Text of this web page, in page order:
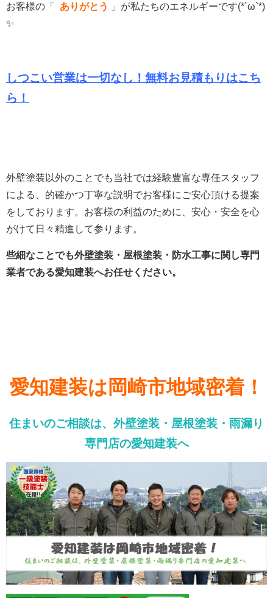
お客様の「 ありがとう 」 が私たちのエネルギーです(*´ω`*)
✨
しつこい営業は一切なし！無料お見積もりはこち
ら！
外壁塗装以外のことでも当社では経験豊富な専任スタッフ
による、的確かつ丁寧な説明でお客様にご安心頂ける提案
をしております。 お客様の利益のために、安心・安全を心
がけて日々精進して参ります。
些細なことでも外壁塗装・屋根塗装・防水工事に関し専門
業者である愛知建装へお任せください。
愛知建装は岡崎市地域密着！
住まいのご相談は、外壁塗装・屋根塗装・雨漏り
専門店の愛知建装へ